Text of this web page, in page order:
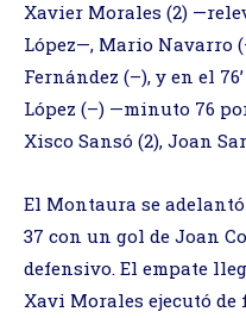
Xavier Morales (2)
López—, Mario Navarro
Fernández (–), y en el
López (–) —minuto 76
Xisco Sansó (2), Joan
El Montaura se
37 con un gol de Joan
defensivo. El empate
Xavi Morales ejecutó